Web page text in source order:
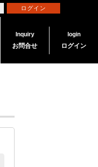
Inquiry
お問合せ
login
ログイン
ログイン